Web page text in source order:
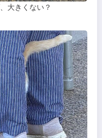
大きくない？